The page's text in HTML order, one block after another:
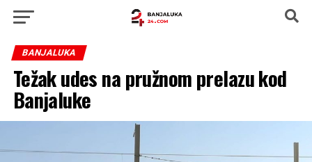
BANJALUKA
Težak udes na pružnom prelazu kod
Banjaluke